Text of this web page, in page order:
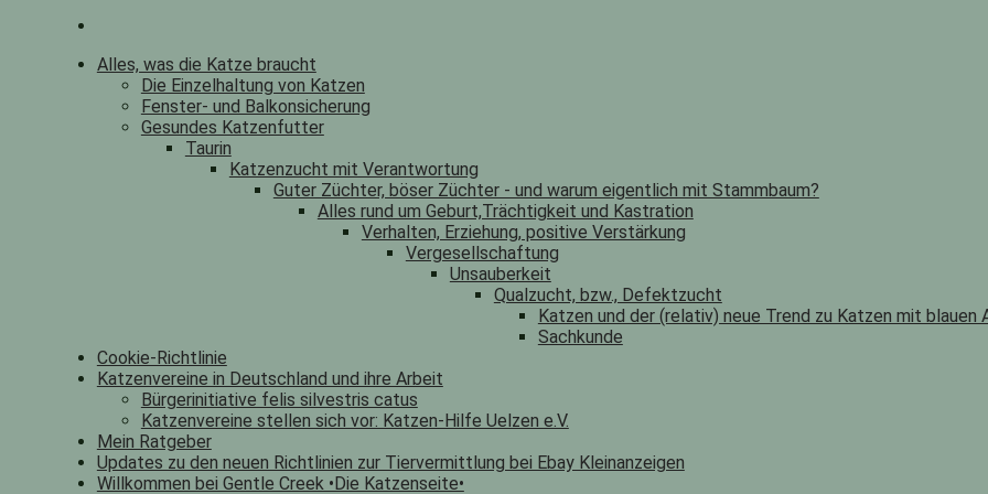
Alles, was die Katze braucht
Die Einzelhaltung von Katzen
Fenster- und Balkonsicherung
Gesundes Katzenfutter
Taurin
Katzenzucht mit Verantwortung
Guter Züchter, böser Züchter - und warum eigentlich mit Stammbaum?
Alles rund um Geburt,Trächtigkeit und Kastration
Verhalten, Erziehung, positive Verstärkung
Vergesellschaftung
Unsauberkeit
Qualzucht, bzw., Defektzucht
Katzen und der (relativ) neue Trend zu Katzen mit blauen
Sachkunde
Cookie-Richtlinie
Katzenvereine in Deutschland und ihre Arbeit
Bürgerinitiative felis silvestris catus
Katzenvereine stellen sich vor: Katzen-Hilfe Uelzen e.V.
Mein Ratgeber
Updates zu den neuen Richtlinien zur Tiervermittlung bei Ebay Kleinanzeigen
Willkommen bei Gentle Creek •Die Katzenseite•